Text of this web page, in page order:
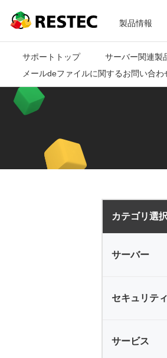
RESTEC
メ
ニ
製品情報
サポートトップ サーバー関連製
メールdeファイルに関するお問い合わ
カテゴリ選択
サーバー
共有フォルダ
バックアップ
サーバー全般
セキュリティ
セキュリティ
サービス
サービス全般